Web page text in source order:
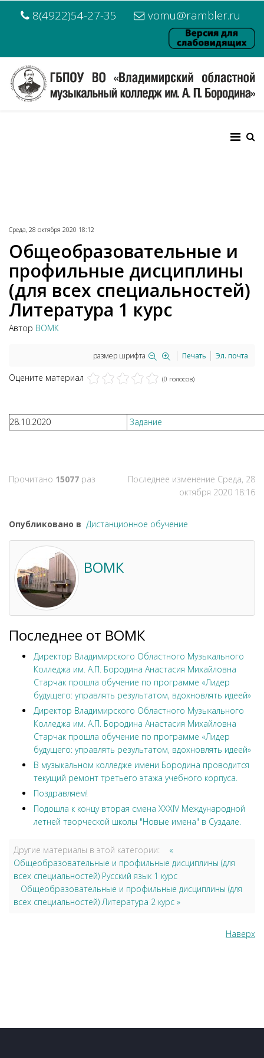
8(4922)54-27-35 vomu@rambler.ru
Среда, 28 октября 2020 18:12
Общеобразовательные и
профильные дисциплины
(для всех специальностей)
Литература 1 курс
Автор ВОМК
размер шрифта Печать Эл. почта
Оцените материал (0 голосов)
28.10.2020 Задание
Прочитано 15077 раз
Последнее изменение Среда, 28
октября 2020 18:16
Опубликовано в Дистанционное обучение
ВОМК
Последнее от ВОМК
Директор Владимирского Областного Музыкального
Колледжа им. А.П. Бородина Анастасия Михайловна
Старчак прошла обучение по программе «Лидер
будущего: управлять результатом, вдохновлять идеей»
Директор Владимирского Областного Музыкального
Колледжа им. А.П. Бородина Анастасия Михайловна
Старчак прошла обучение по программе «Лидер
будущего: управлять результатом, вдохновлять идеей»
В музыкальном колледже имени Бородина проводится
текущий ремонт третьего этажа учебного корпуса.
Поздравляем!
Подошла к концу вторая смена XXXIV Международной
летней творческой школы "Новые имена" в Суздале.
Другие материалы в этой категории:
«
Общеобразовательные и профильные дисциплины (для
всех специальностей) Русский язык 1 курс
Общеобразовательные и профильные дисциплины (для
всех специальностей) Литература 2 курс »
Наверх